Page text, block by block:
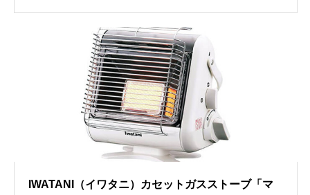
IWATANI（イワタニ）カセットガスストーブ「マ